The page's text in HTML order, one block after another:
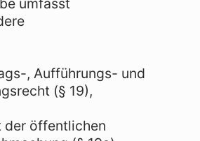
umfasst
, Aufführungs- und
(§ 19),
der öffentlichen